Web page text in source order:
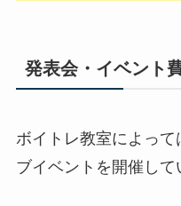
発表会・イベント
ボイトレ教室によっ
ブイベントを開催して